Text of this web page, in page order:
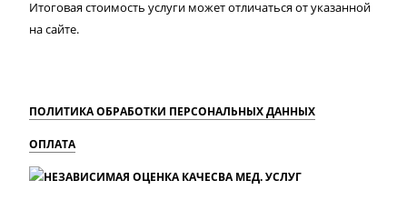
Итоговая стоимость услуги может отличаться от указанной
на сайте.
ПОЛИТИКА ОБРАБОТКИ ПЕРСОНАЛЬНЫХ ДАННЫХ
ОПЛАТА